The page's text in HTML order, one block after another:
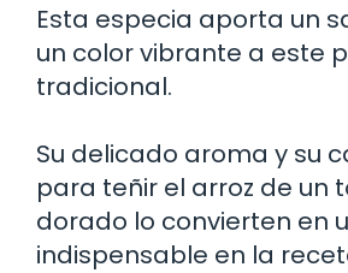
Esta especia aporta un
un color vibrante a este
tradicional.
Su delicado aroma y su
para teñir el arroz de un
dorado lo convierten en
indispensable en la